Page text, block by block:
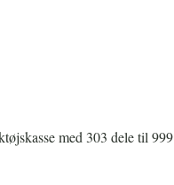
med 303 dele til